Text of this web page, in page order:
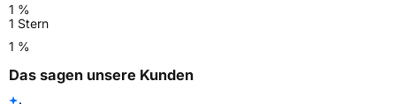
1 %
1 Stern
1 %
Das sagen unsere Kunden